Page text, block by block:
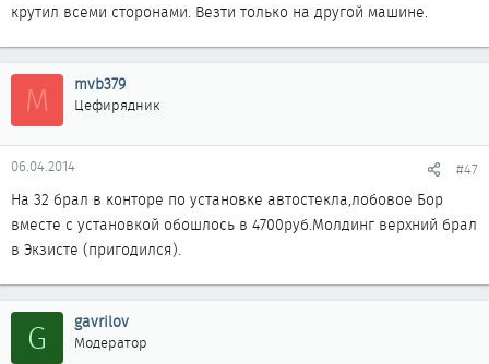
крутил всеми сторонами. Везти только на другой машине.
M mvb379
Цефирядник
06.04.2014 #47
На 32 брал в конторе по установке автостекла,лобовое Бор
вместе с установкой обошлось в 4700руб.Молдинг верхний брал
в Экзисте (пригодился).
G gavrilov
Модератор